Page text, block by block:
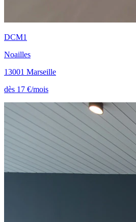
DCM1
Noailles
13001 Marseille
dès 17 €/mois